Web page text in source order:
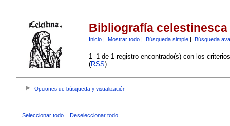
Bibliografía celestinesca
Inicio| Mostrar todo| Búsqueda simple| Búsqueda
1–1 de 1 registro encontrado(s) con los
(RSS):
Opciones de búsqueda y visualización
Seleccionar todo Deseleccionar todo